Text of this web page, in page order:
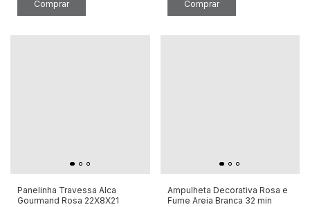
Panelinha Travessa Alca
Gourmand Rosa 22X8X21
Ampulheta Decorativa Rosa e
Fume Areia Branca 32 min